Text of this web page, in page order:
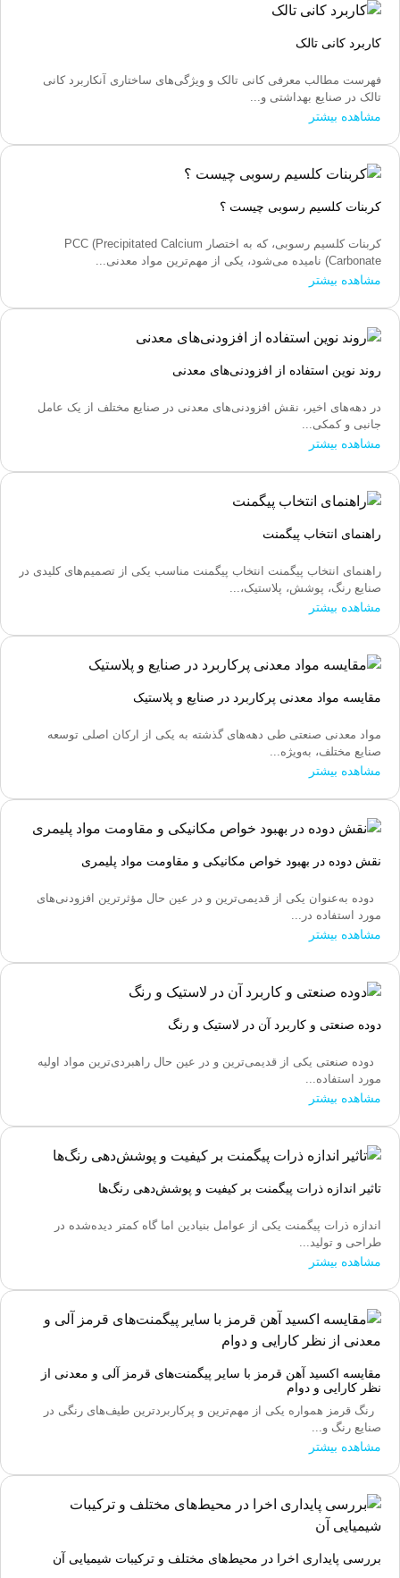
کاربرد کانی تالک
فهرست مطالب معرفی کانی تالک و ویژگی‌های ساختاری آنکاربرد کانی
تالک در صنایع بهداشتی و...
مشاهده بیشتر
کربنات کلسیم رسوبی چیست ؟
کربنات کلسیم رسوبی، که به اختصار PCC (Precipitated Calcium
Carbonate) نامیده می‌شود، یکی از مهم‌ترین مواد معدنی...
مشاهده بیشتر
روند نوین استفاده از افزودنی‌های معدنی
در دهه‌های اخیر، نقش افزودنی‌های معدنی در صنایع مختلف از یک عامل
جانبی و کمکی...
مشاهده بیشتر
راهنمای انتخاب پیگمنت
راهنمای انتخاب پیگمنت انتخاب پیگمنت مناسب یکی از تصمیم‌های کلیدی در
صنایع رنگ، پوشش، پلاستیک،...
مشاهده بیشتر
مقایسه مواد معدنی پرکاربرد در صنایع و پلاستیک
مواد معدنی صنعتی طی دهه‌های گذشته به یکی از ارکان اصلی توسعه
صنایع مختلف، به‌ویژه...
مشاهده بیشتر
نقش دوده در بهبود خواص مکانیکی و مقاومت مواد پلیمری
دوده به‌عنوان یکی از قدیمی‌ترین و در عین حال مؤثرترین افزودنی‌های
مورد استفاده در...
مشاهده بیشتر
دوده صنعتی و کاربرد آن در لاستیک و رنگ
دوده صنعتی یکی از قدیمی‌ترین و در عین حال راهبردی‌ترین مواد اولیه
مورد استفاده...
مشاهده بیشتر
تاثیر اندازه ذرات پیگمنت بر کیفیت و پوشش‌دهی رنگ‌ها
اندازه ذرات پیگمنت یکی از عوامل بنیادین اما گاه کمتر دیده‌شده در
طراحی و تولید...
مشاهده بیشتر
مقایسه اکسید آهن قرمز با سایر پیگمنت‌های قرمز آلی و معدنی از
نظر کارایی و دوام
رنگ قرمز همواره یکی از مهم‌ترین و پرکاربردترین طیف‌های رنگی در
صنایع رنگ و...
مشاهده بیشتر
بررسی پایداری اخرا در محیط‌های مختلف و ترکیبات شیمیایی آن